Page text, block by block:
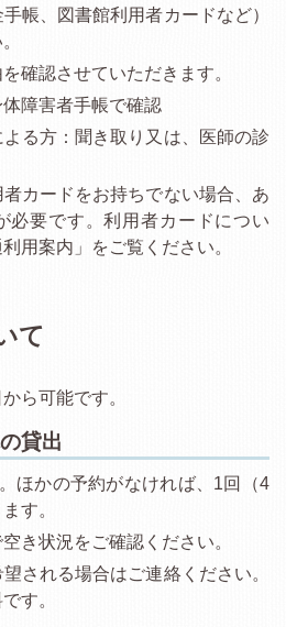
帳、図書館利用者カードなど）
確認させていただきます。
障害者手帳で確認
る方：聞き取り又は、医師の診
カードをお持ちでない場合、あ
必要です。利用者カードについ
用案内」をご覧ください。
て
ら可能です。
貸出
ほかの予約がなければ、1回（4
す。
き状況をご確認ください。
される場合はご連絡ください。
す。